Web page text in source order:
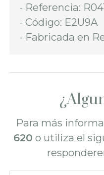
- Referencia:
- Código: E2U9A
- Fabricada en
Para más
620 o utiliza el